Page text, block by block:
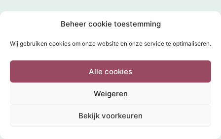
Beheer cookie toestemming
Wij gebruiken cookies om onze website en onze service te optimaliseren.
Alle cookies
Weigeren
Bekijk voorkeuren